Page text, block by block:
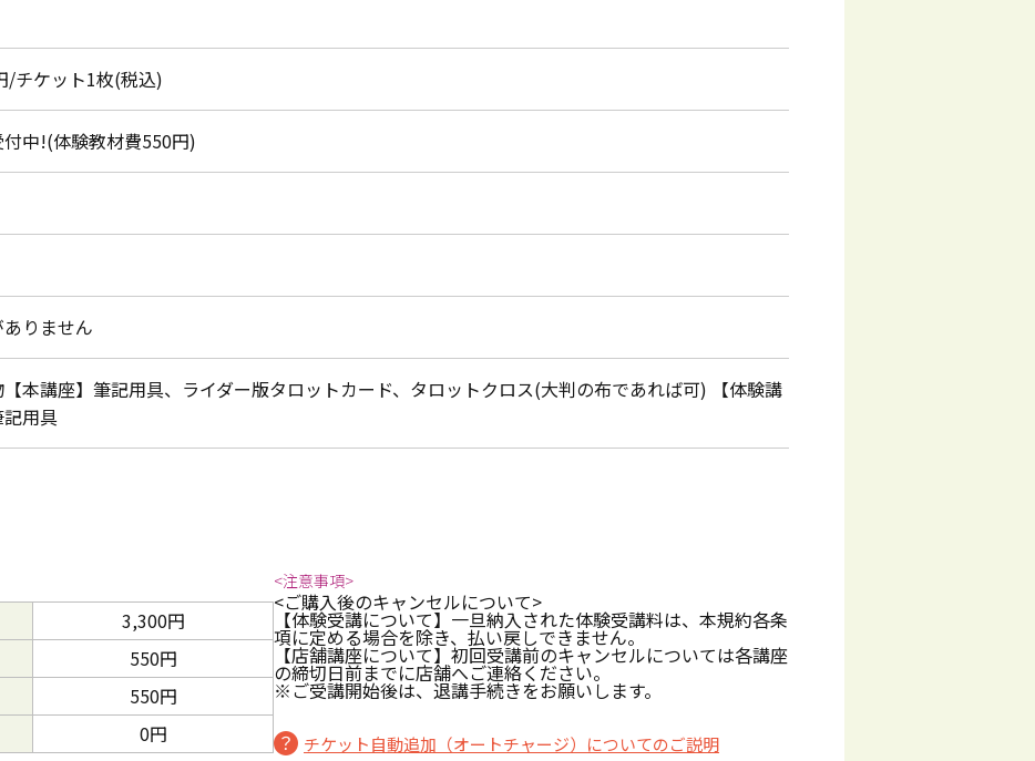
/チケット1枚(税込)
付中!(体験教材費550円)
りません
本講座】筆記用具、ライダー版タロットカード、タロットクロス(大判の布であれば可) 【体験講
用具
3,300円
550円
550円
0円
<注意事項>
<ご購入後のキャンセルについて>
【体験受講について】一旦納入された体験受講料は、本規約各条
項に定める場合を除き、払い戻しできません。
【店舗講座について】初回受講前のキャンセルについては各講座
の締切日前までに店舗へご連絡ください。
※ご受講開始後は、退講手続きをお願いします。
チケット自動追加（オートチャージ）についてのご説明